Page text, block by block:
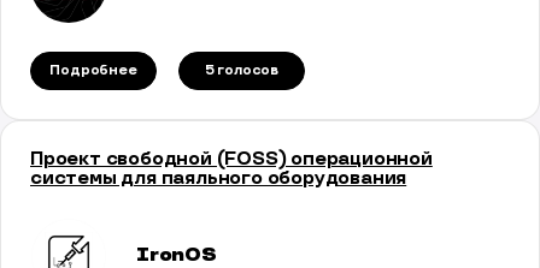
Подробнее 5 голосов
Проект свободной (FOSS) операционной
системы для паяльного оборудования
IronOS